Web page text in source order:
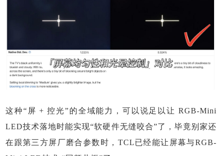
这种“屏 + 控光”的全域能力，可以说足以让 RGB-Mini
LED技术落地时能实现“软硬件无缝咬合”了，毕竟别家还
在跟第三方屏厂磨合参数时，TCL已经能让屏幕与RGB-